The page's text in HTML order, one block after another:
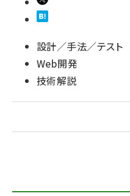
設計／手法／テスト
Web開発
技術解説